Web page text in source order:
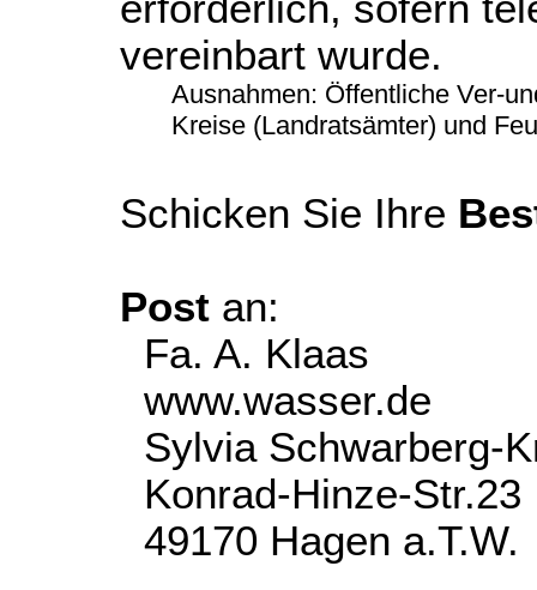
vereinbart wurde.
Ausnahmen: Öffentliche Ver-
Kreise (Landratsämter) und
Schicken Sie Ihre
Postan:
Fa. A. Klaas
www.wasser.de
Sylvia Schwarberg-
Konrad-Hinze-Str.23
49170 Hagen a.T.W.